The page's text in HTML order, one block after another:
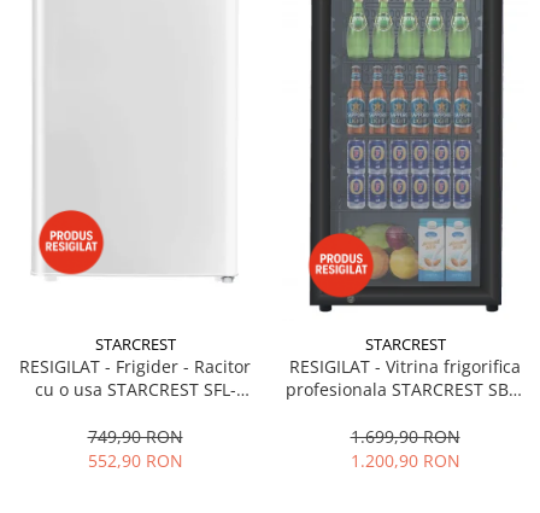
STARCREST
RESIGILAT - Frigider - Racitor
cu o usa STARCREST SFL-
92L, Iluminare interioara,H 83
cm, Alb
749,90 RON
552,90 RON
STARCREST
RESIGILAT - Vitrina frigorifica
profesionala STARCREST SBC-
reglabil, Iluminare LED, H 104
cm, Negru
1.699,90 RON
1.200,90 RON